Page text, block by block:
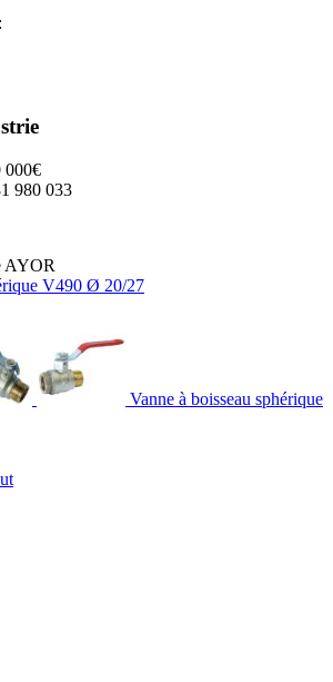
000€
980 033
AYOR
V490 Ø 20/27
Vanne à boisseau sphérique